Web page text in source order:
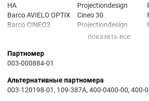
HA
Barco AVIELO OPTIX
Barco CINEO3
Barco CNWU-61B
Barco CNWU-81B
Barco CRPN-52B
Barco CRPN-62B
Projectiondesign
Cineo 30
Projectiondesign
Cineo 30 1080
Projectiondesign
Cineo 35
Партномер
003-000884-01
Альтернативные партномера
003-120198-01, 109-387A, 400-0400-00, 400-